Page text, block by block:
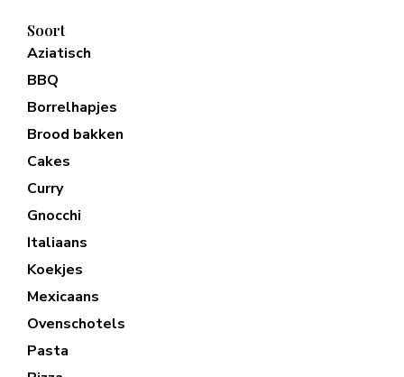
Soort
Aziatisch
BBQ
Borrelhapjes
Brood bakken
Cakes
Curry
Gnocchi
Italiaans
Koekjes
Mexicaans
Ovenschotels
Pasta